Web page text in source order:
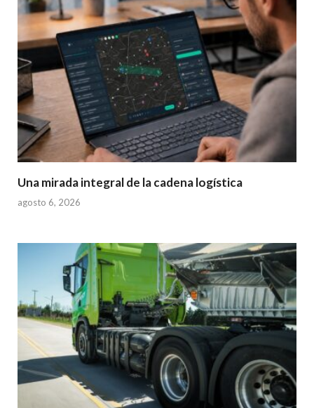
Una mirada integral de la cadena logística
agosto 6, 2026